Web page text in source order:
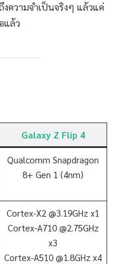
ความจำเป็นจริงๆ แล้วแค่
แล้ว
Galaxy Z Flip 4
Qualcomm Snapdragon
8+ Gen 1 (4nm)
Cortex-X2 @3.19GHz x1
Cortex-A710 @2.75GHz
x3
Cortex-A510 @1.8GHz x4